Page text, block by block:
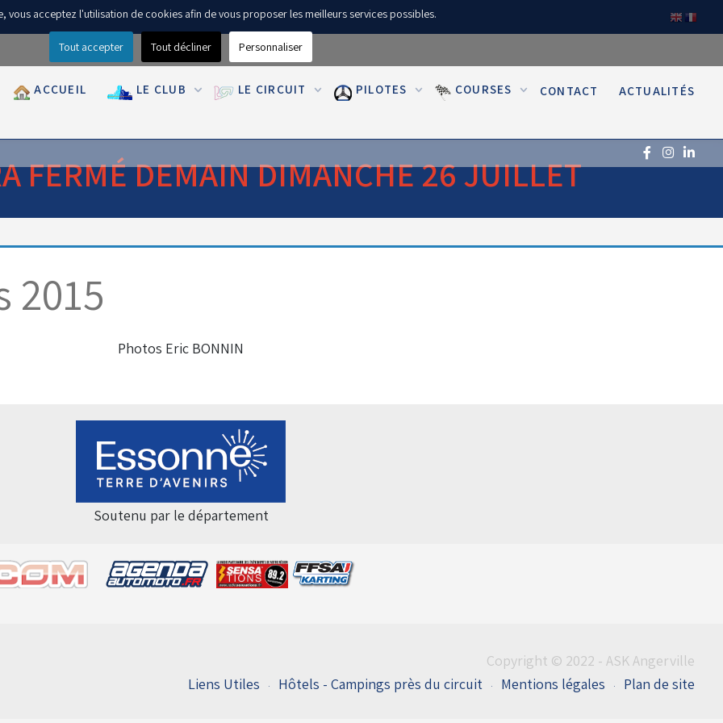
ACCUEIL LE CLUB LE CIRCUIT PILOTES COURSES CONTACT ACTUALITÉS
FERMÉ DEMAIN DIMANCHE 26 JUILLET
2015
Photos Eric BONNIN
Soutenu par le département
Copyright © 2022 - ASK Angerville
Liens Utiles
Hôtels - Campings près du circuit Mentions légales Plan de site
vous acceptez l'utilisation de cookies afin de vous proposer les meilleurs services possibles.
Tout accepter Tout décliner Personnaliser